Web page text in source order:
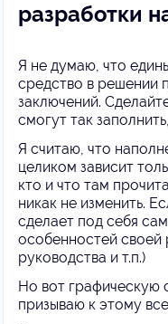
разработки
Я не думаю, что
средство в решении
заключений.
смогут так
Я считаю, что
целиком зависит
кто и что там
никак не изменить.
сделает под себя
особенностей своей
руководства и т.п.)
Но вот графическую
призываю к этому